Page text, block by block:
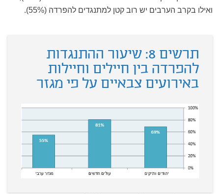
ואילו בקרב הערבים יש רוב קטן למתנגדים להפרדה (55%).
תרשים 8: שיעור ההתנגדות
להפרדה בין חיילים וחיילות
באירועים צבאיים על פי מגזר